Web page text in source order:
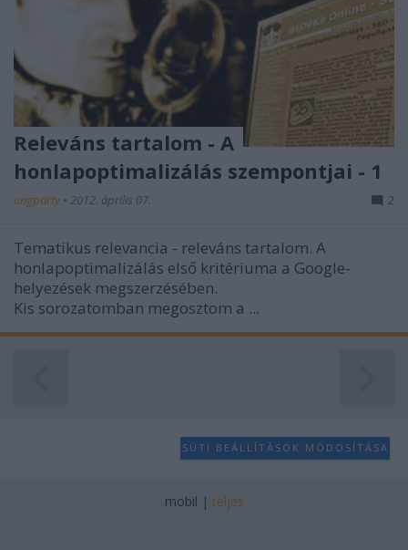
Releváns tartalom - A
honlapoptimalizálás szempontjai - 1
ungparty • 2012. április 07. 2
Tematikus relevancia - releváns tartalom. A
honlapoptimalizálás első kritériuma a Google-
helyezések megszerzésében.
Kis sorozatomban megosztom a ...
SÜTI BEÁLLÍTÁSOK MÓDOSÍTÁSA
mobil | teljes